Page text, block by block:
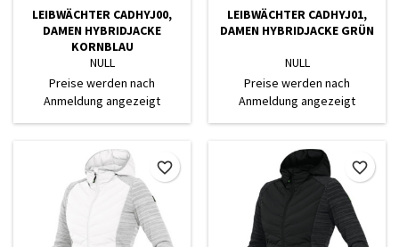
LEIBWÄCHTER CADHYJ00,
DAMEN HYBRIDJACKE
KORNBLAU
NULL
Preise werden nach
Anmeldung angezeigt
LEIBWÄCHTER CADHYJ01,
DAMEN HYBRIDJACKE GRÜN
NULL
Preise werden nach
Anmeldung angezeigt
favorite_border favorite_border